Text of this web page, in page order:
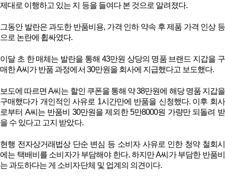
제대로 이행하고 있는 지 등을 들여다 본 것으로 알려졌다.
그동안 발란은 과도한 반품비용, 가격 인하 약속 후 제품 가격 인상 등
으로 논란에 휩싸였다.
이달 초 한 매체는 발란을 통해 43만원 상당의 명품 브랜드 지갑을 구
매한 A씨가 반품 과정에서 30만원을 회사에 지급했다고 보도했다.
보도에 따르면 A씨는 할인 쿠폰을 통해 약 38만원에 해당 명품 지갑을
구매했다가 개인적인 사유로 1시간만에 반품을 신청했다. 이후 회사
로부터 A씨는 반품비 30만원을 제외한 5만8000원 가량만 되돌려 받
을 수 있다고 고지 받았다.
현행 전자상거래법상 단순 변심 등 소비자 사유로 인한 청약 철회시
에는 택배비를 소비자가 부담해야 한다. 하지만 A씨가 부담한 반품비
는 과도하다는 게 소비자단체 및 업계의 의견이다.